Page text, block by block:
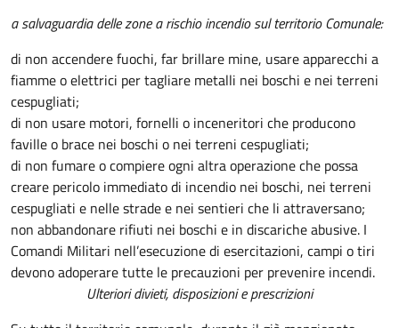
a salvaguardia delle zone a rischio incendio sul territorio Comunale:
di non accendere fuochi, far brillare mine, usare apparecchi a
fiamme o elettrici per tagliare metalli nei boschi e nei terreni
cespugliati;
di non usare motori, fornelli o inceneritori che producono
faville o brace nei boschi o nei terreni cespugliati;
di non fumare o compiere ogni altra operazione che possa
creare pericolo immediato di incendio nei boschi, nei terreni
cespugliati e nelle strade e nei sentieri che li attraversano;
non abbandonare rifiuti nei boschi e in discariche abusive. I
Comandi Militari nell’esecuzione di esercitazioni, campi o tiri
devono adoperare tutte le precauzioni per prevenire incendi.
Ulteriori divieti, disposizioni e prescrizioni